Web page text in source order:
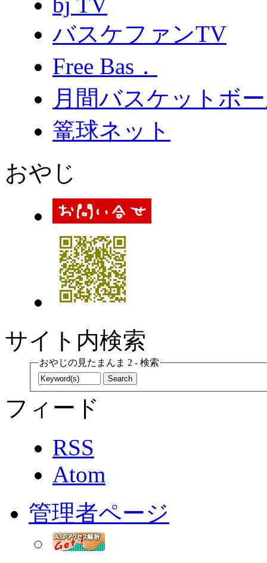
バスケファンTV
Free Bas．
月間バスケットボ
篭球ネット
おやじ
サイト内検索
おやじの見たまんま 2 - 検索
フィード
RSS
Atom
管理者ページ